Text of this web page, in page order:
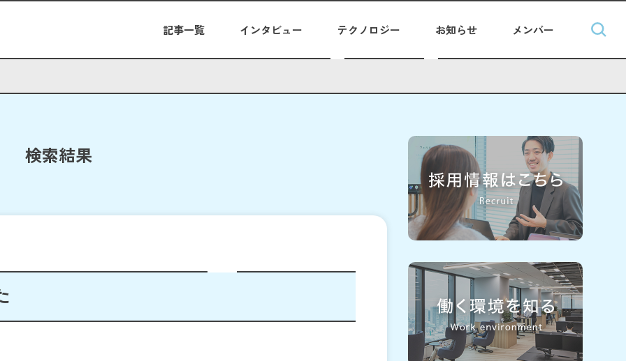
記事一覧 インタビュー テクノロジー お知らせ メンバー
検索結果